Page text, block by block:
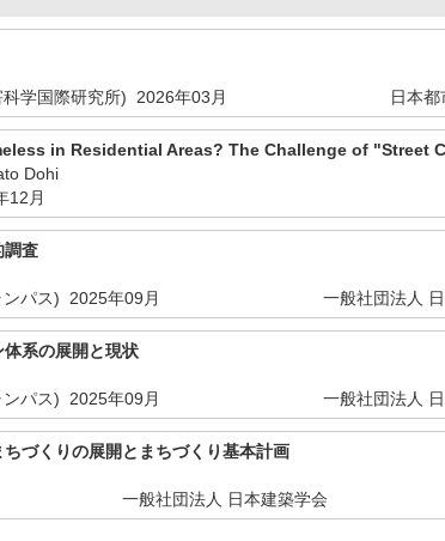
学国際研究所)
2026年03月 日本
in Residential Areas? The Challenge of "Street
Dohi
12月
調査
パス)
2025年09月 一般社団法人
系の展開と現状
パス)
2025年09月 一般社団法人
づくりの展開とまちづくり基本計画
一般社団法人 日本建築学会